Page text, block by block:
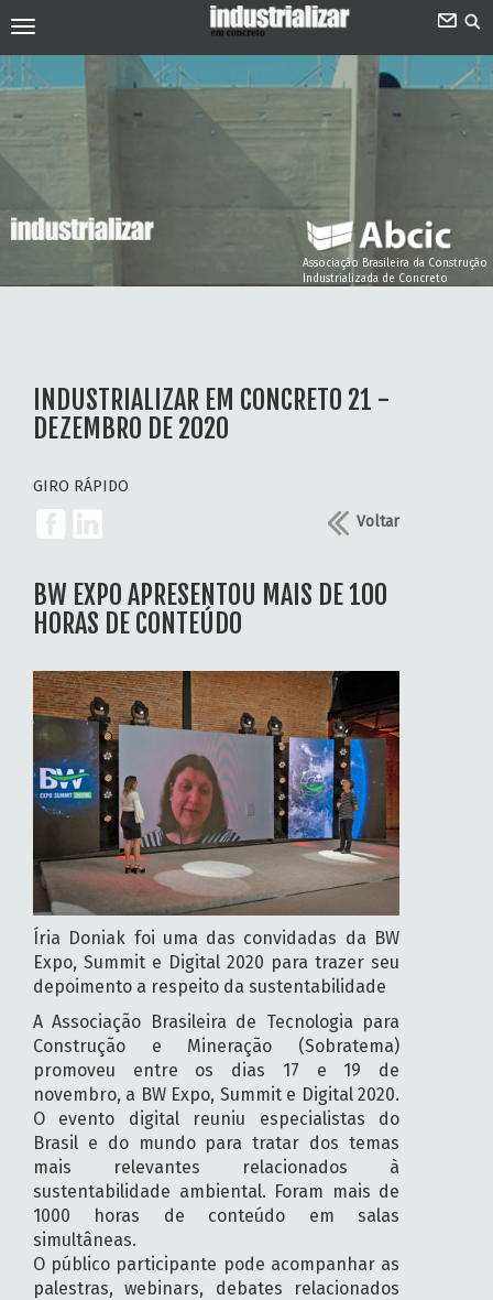
Associação Brasileira da Construção
Industrializada de Concreto
INDUSTRIALIZAR EM CONCRETO 21 -
DEZEMBRO DE 2020
GIRO RÁPIDO
Voltar
BW EXPO APRESENTOU MAIS DE 100
HORAS DE CONTEÚDO
Íria Doniak foi uma das convidadas da BW
Expo, Summit e Digital 2020 para trazer seu
depoimento a respeito da sustentabilidade
A Associação Brasileira de Tecnologia para
Construção e Mineração (Sobratema)
promoveu entre os dias 17 e 19 de
novembro, a BW Expo, Summit e Digital 2020.
O evento digital reuniu especialistas do
Brasil e do mundo para tratar dos temas
mais relevantes relacionados à
sustentabilidade ambiental. Foram mais de
1000 horas de conteúdo em salas
simultâneas.
O público participante pode acompanhar as
palestras, webinars, debates relacionados